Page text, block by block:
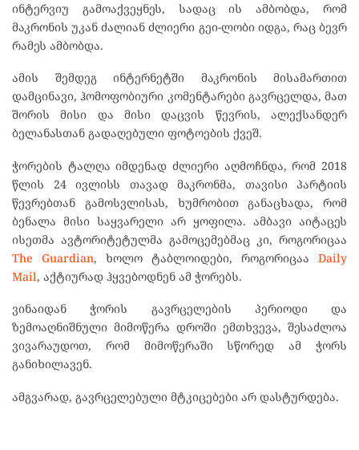
ინტერვიუ გამოაქვეყნეს, სადაც ის ამბობდა, რომ
მაკრონის უკან ძალიან ძლიერი გეი-ლობი იდგა, რაც ბევრ
რამეს ამბობდა.
ამის შემდეგ ინტერნეტში მაკრონის მისამართით
დამცინავი, ჰომოფობიური კომენტარები გავრცელდა, მათ
შორის მისი და მისი დაცვის წევრის, ალექსანდერ
ბელანასთან გადაღებული ფოტოების ქვეშ.
ჭორების ტალღა იმდენად ძლიერი აღმოჩნდა, რომ 2018
წლის 24 ივლისს თავად მაკრონმა, თავისი პარტიის
წევრებთან გამოსვლისას, ხუმრობით განაცხადა, რომ
ბენალა მისი საყვარელი არ ყოფილა. ამბავი აიტაცეს
ისეთმა ავტორიტეტულმა გამოცემებმაც კი, როგორიცაა
The Guardian, ხოლო ტაბლოიდები, როგორიცაა Daily
Mail, აქტიურად ჰყვებოდნენ ამ ჭორებს.
ვინაიდან ჭორის გავრცელების პერიოდი და
ზემოაღნიშნული მიმოწერა დროში ემთხვევა, შესაძლოა
ვივარაუდოთ, რომ მიმოწერაში სწორედ ამ ჭორს
განიხილავენ.
ამგვარად, გავრცელებული მტკიცებები არ დასტურდება.